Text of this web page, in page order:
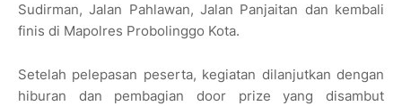
Sudirman, Jalan Pahlawan, Jalan Panjaitan dan kembali
finis di Mapolres Probolinggo Kota.
Setelah pelepasan peserta, kegiatan dilanjutkan dengan
hiburan dan pembagian door prize yang disambut